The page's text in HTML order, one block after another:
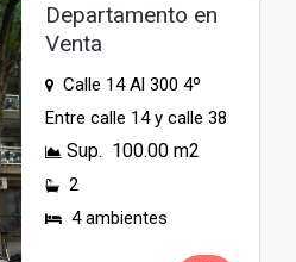
Departamento en
Venta
Calle 14 Al 300 4º
Entre calle 14 y calle 38
Sup. 100.00 m2
2
4 ambientes